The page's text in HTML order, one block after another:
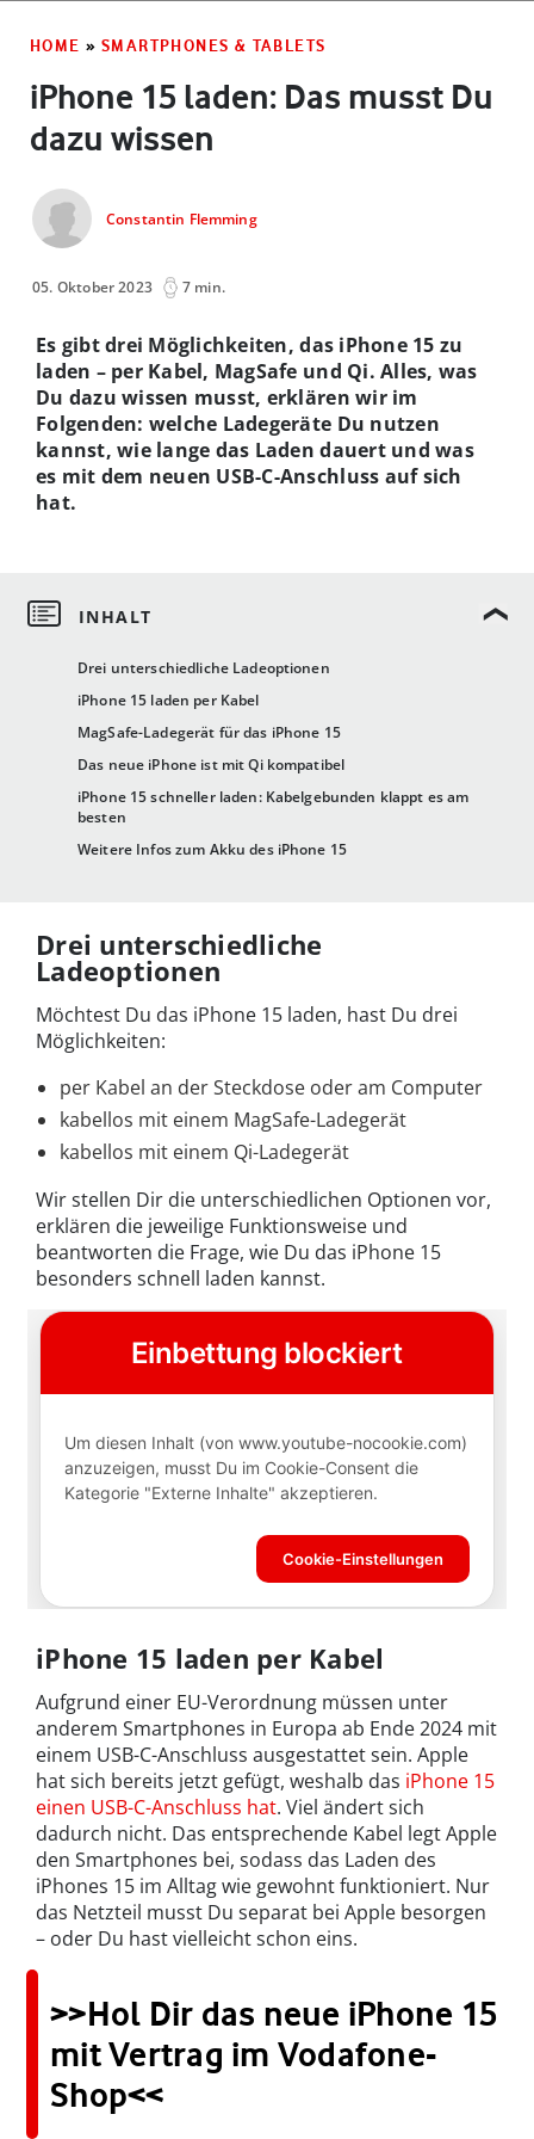
HOME » SMARTPHONES & TABLETS
iPhone 15 laden: Das musst Du
dazu wissen
Constantin Flemming
05. Oktober 2023 7 min.
Drei unterschiedliche Ladeoptionen
iPhone 15 laden per Kabel
MagSafe-Ladegerät für das iPhone 15
Das neue iPhone ist mit Qi kompatibel
iPhone 15 schneller laden: Kabelgebunden klappt es am
besten
Weitere Infos zum Akku des iPhone 15
Es gibt drei Möglichkeiten, das iPhone 15 zu
laden – per Kabel, MagSafe und Qi. Alles, was
Du dazu wissen musst, erklären wir im
Folgenden: welche Ladegeräte Du nutzen
kannst, wie lange das Laden dauert und was
es mit dem neuen USB-C-Anschluss auf sich
hat.
Drei unterschiedliche
Ladeoptionen
Möchtest Du das iPhone 15 laden, hast Du drei
Möglichkeiten:
per Kabel an der Steckdose oder am Computer
kabellos mit einem MagSafe-Ladegerät
kabellos mit einem Qi-Ladegerät
Wir stellen Dir die unterschiedlichen Optionen vor,
erklären die jeweilige Funktionsweise und
beantworten die Frage, wie Du das iPhone 15
besonders schnell laden kannst.
iPhone 15 laden per Kabel
Aufgrund einer EU-Verordnung müssen unter
anderem Smartphones in Europa ab Ende 2024 mit
einem USB-C-Anschluss ausgestattet sein. Apple
hat sich bereits jetzt gefügt, weshalb das iPhone 15
einen USB-C-Anschluss hat. Viel ändert sich
dadurch nicht. Das entsprechende Kabel legt Apple
den Smartphones bei, sodass das Laden des
iPhones 15 im Alltag wie gewohnt funktioniert. Nur
das Netzteil musst Du separat bei Apple besorgen
– oder Du hast vielleicht schon eins.
>>Hol Dir das neue iPhone 15
mit Vertrag im Vodafone-
Shop<<